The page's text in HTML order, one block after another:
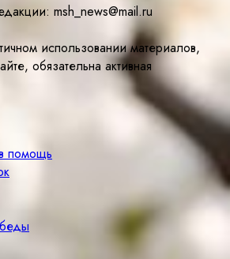
msh_news@mail.ru
использовании материалов,
обязательна активная
помощь